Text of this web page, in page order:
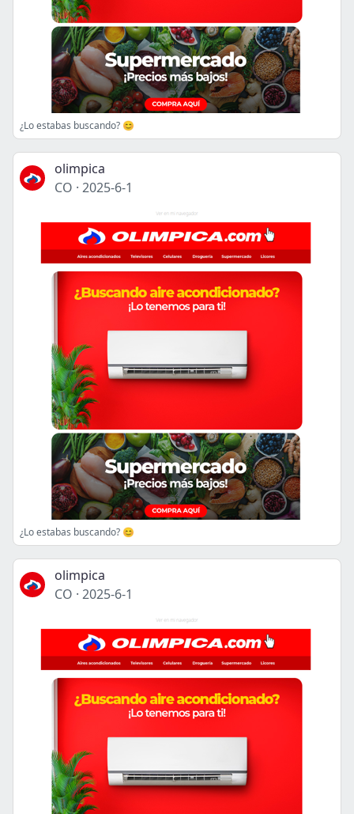
¿Lo estabas buscando? 😊
olimpica
CO · 2025-6-1
¿Lo estabas buscando? 😊
olimpica
CO · 2025-6-1